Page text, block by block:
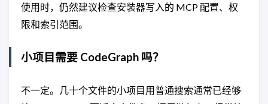
使用时，仍然建议检查安装器写入的 MCP 配置、权
限和索引范围。
小项目需要 CodeGraph 吗？
不一定。几十个文件的小项目用普通搜索通常已经够